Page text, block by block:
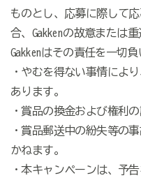
ものとし、応募に際して
合、Gakkenの故意または
Gakkenはその責任を一切負
・やむを得ない事情によ
あります。
・賞品の換金および権利
・賞品郵送中の紛失等の
かねます。
・本キャンペーンは、予